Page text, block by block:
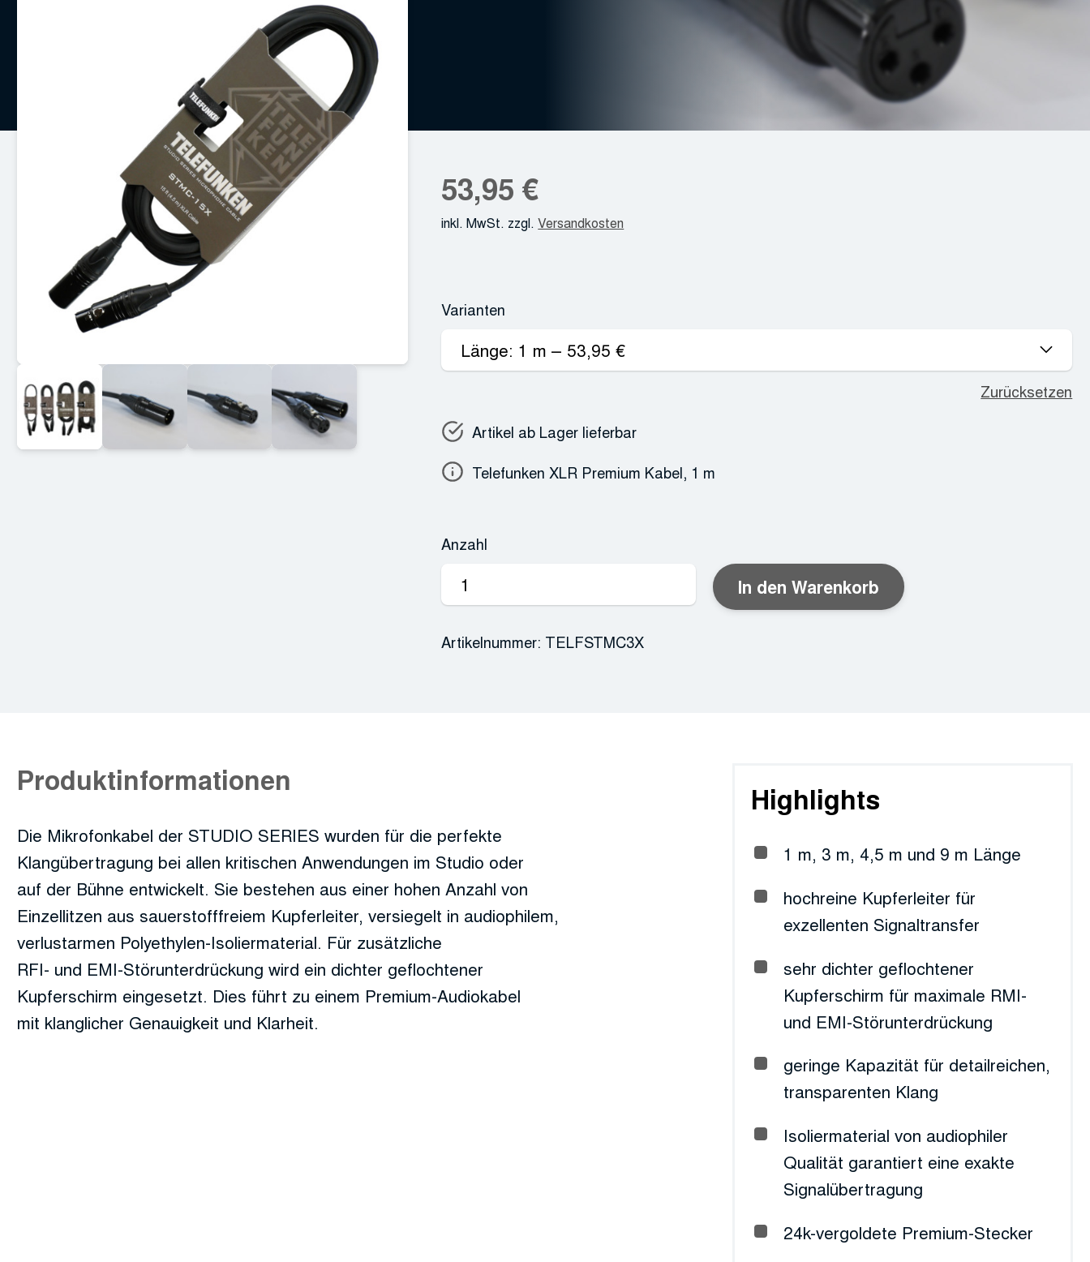
53,95€
inkl. MwSt. zzgl.Versandkosten
Varianten
Zurücksetzen
Artikel ab Lager lieferbar
Telefunken XLR Premium Kabel, 1 m
Anzahl
Telefunken
XLR-
Kabel
In den Warenkorb
Artikelnummer: TELFSTMC3X
Highlights
1 m, 3 m, 4,5 m und 9 m Länge
hochreine Kupferleiter für
exzellenten Signaltransfer
sehr dichter geflochtener
Kupferschirm für maximale RMI-
und EMI-Störunterdrückung
geringe Kapazität für detailreichen,
transparenten Klang
Isoliermaterial von audiophiler
Qualität garantiert eine exakte
Signalübertragung
24k-vergoldete Premium-Stecker
Produktinformationen
Die Mikrofonkabel der STUDIO SERIES wurden für die perfekte
Klangübertragung bei allen kritischen Anwendungen im Studio oder
auf der Bühne entwickelt. Sie bestehen aus einer hohen Anzahl von
Einzellitzen aus sauerstofffreiem Kupferleiter, versiegelt in audiophilem,
verlustarmen Polyethylen-Isoliermaterial. Für zusätzliche
RFI- und EMI-Störunterdrückung wird ein dichter geflochtener
Kupferschirm eingesetzt. Dies führt zu einem Premium-Audiokabel
mit klanglicher Genauigkeit und Klarheit.